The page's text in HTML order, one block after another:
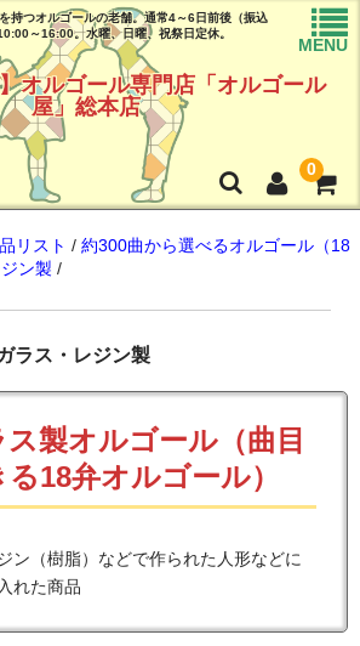
持つオルゴールの老舗。通常4～6日前後（振込
～16:00。水曜、日曜、祝祭日定休。
オルゴール専門店「オルゴール
屋」総本店
0
MENU
リスト / 約300曲から選べるオルゴール（18
ン製 /
ラス・レジン製
ス製オルゴール（曲目
18弁オルゴール）
ン（樹脂）などで作られた人形などに
れた商品